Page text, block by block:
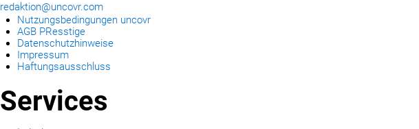
redaktion@uncovr.com
Nutzungsbedingungen uncovr
AGB PResstige
Datenschutzhinweise
Impressum
Haftungsausschluss
Services